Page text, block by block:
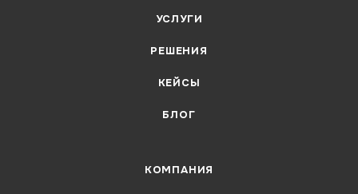
УСЛУГИ
РЕШЕНИЯ
КЕЙСЫ
БЛОГ
КОМПАНИЯ